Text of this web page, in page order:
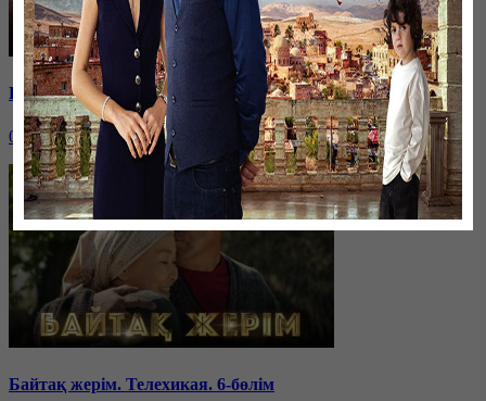
Байтақ жерім. Телехикая. 7-бөлім
03 декабря, 19:00
Байтақ жерім. Телехикая. 6-бөлім